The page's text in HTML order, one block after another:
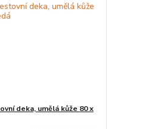
deka, umělá kůže 80 x